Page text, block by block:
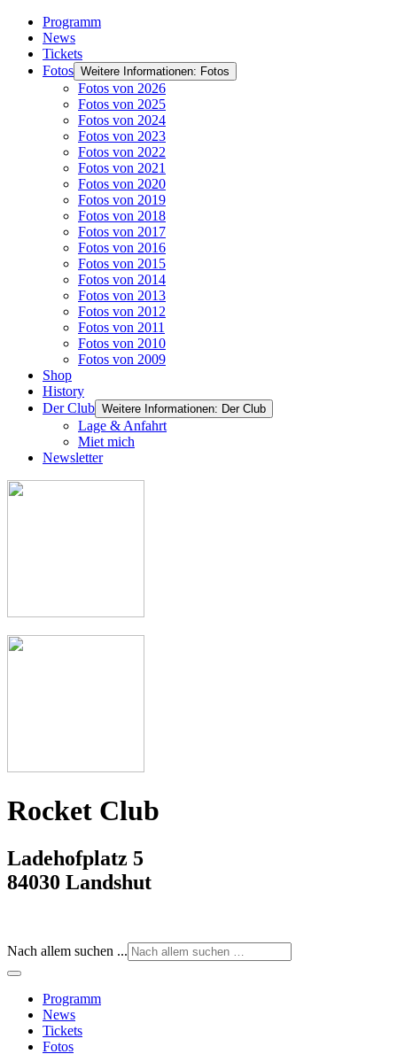
Programm
News
Tickets
Fotos Weitere Informationen: Fotos
Fotos von 2026
Fotos von 2025
Fotos von 2024
Fotos von 2023
Fotos von 2022
Fotos von 2021
Fotos von 2020
Fotos von 2019
Fotos von 2018
Fotos von 2017
Fotos von 2016
Fotos von 2015
Fotos von 2014
Fotos von 2013
Fotos von 2012
Fotos von 2011
Fotos von 2010
Fotos von 2009
Shop
History
Der Club Weitere Informationen: Der Club
Lage & Anfahrt
Miet mich
Newsletter
Rocket Club
Ladehofplatz 5
84030 Landshut
Nach allem suchen ...
Programm
News
Tickets
Fotos